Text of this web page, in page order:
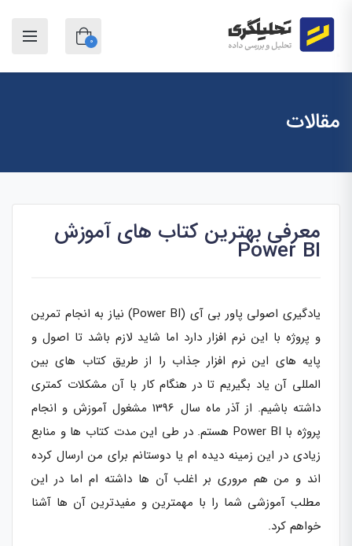
0
مقالات
معرفی بهترین کتاب های آموزش
Power BI
یادگیری اصولی پاور بی آی (Power BI) نیاز به انجام تمرین
و پروژه با این نرم افزار دارد اما شاید لازم باشد تا اصول و
پایه های این نرم افزار جذاب را از طریق کتاب های بین
المللی آن یاد بگیریم تا در هنگام کار با آن مشکلات کمتری
داشته باشیم.
از آذر ماه سال 1396 مشغول آموزش و انجام
پروژه با Power BI هستم. در طی این مدت کتاب ها و منابع
زیادی در این زمینه دیده ام یا دوستانم برای من ارسال کرده
اند و من هم مروری بر اغلب آن ها داشته ام اما در این
مطلب آموزشی شما را با مهمترین و مفیدترین آن ها آشنا
خواهم کرد.